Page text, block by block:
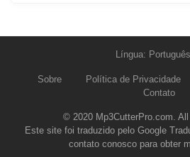
Língua: Português
Sobre Política de Privacidade
Contato
© 2020 Mp3CutterPro.com. All
Este site foi traduzido pelo Google
contato conosco para obter